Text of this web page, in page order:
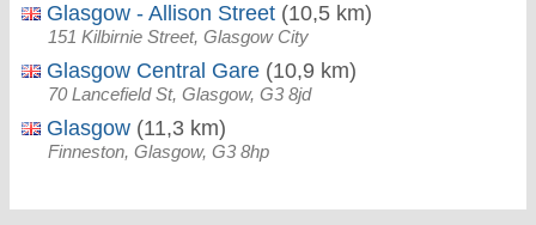
Glasgow - Allison Street (10,5 km)
151 Kilbirnie Street, Glasgow City
Glasgow Central Gare (10,9 km)
70 Lancefield St, Glasgow, G3 8jd
Glasgow (11,3 km)
Finneston, Glasgow, G3 8hp